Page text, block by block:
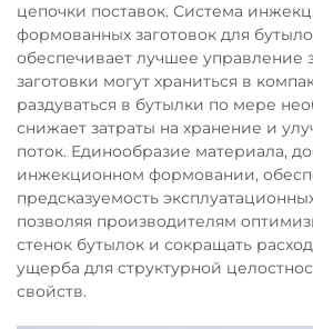
цепочки поставок. Система
формованных заготовок для
обеспечивает лучшее управление
заготовки могут храниться в
раздуваться в бутылки по мере
снижает затраты на хранение и
поток. Единообразие материала,
инжекционном формовании,
предсказуемость
позволяя производителям
стенок бутылок и сокращать
ущерба для структурной
свойств.